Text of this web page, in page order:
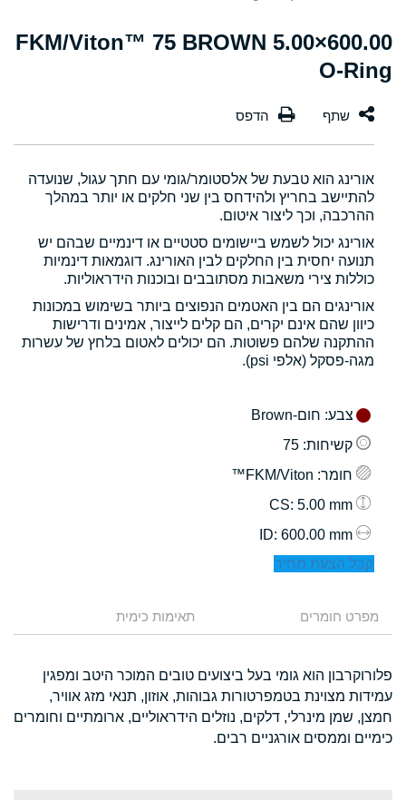
600.00×5.00 FKM/Viton™ 75 BROWN
O-Ring
אורינג הוא טבעת של אלסטומר/גומי עם חתך עגול, שנועדה
להתיישב בחריץ ולהידחס בין שני חלקים או יותר במהלך
ההרכבה, וכך ליצור איטום.
אורינג יכול לשמש ביישומים סטטיים או דינמיים שבהם יש
תנועה יחסית בין החלקים לבין האורינג. דוגמאות דינמיות
כוללות צירי משאבות מסתובבים ובוכנות הידראוליות.
אורינגים הם בין האטמים הנפוצים ביותר בשימוש במכונות
כיוון שהם אינם יקרים, הם קלים לייצור, אמינים ודרישות
ההתקנה שלהם פשוטות. הם יכולים לאטום בלחץ של עשרות
מגה-פסקל (אלפי psi).
צבע: חום-Brown
קשיחות: 75
חומר: FKM/Viton™
: 5.00 mm
: 600.00 mm
קבל הצעת מחיר
מפרט חומרים תאימות כימית
פלורוקרבון הוא גומי בעל ביצועים טובים המוכר היטב ומפגין
עמידות מצוינת בטמפרטורות גבוהות, אוזון, תנאי מזג אוויר,
חמצן, שמן מינרלי, דלקים, נוזלים הידראוליים, ארומתיים וחומרים
כימיים וממסים אורגניים רבים.